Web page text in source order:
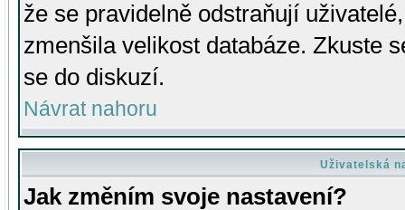
že se pravidelně odstraňují
zmenšila velikost databáze. Zkuste
se do diskuzí.
Návrat nahoru
Uživatelská
Jak změním svoje nastavení?